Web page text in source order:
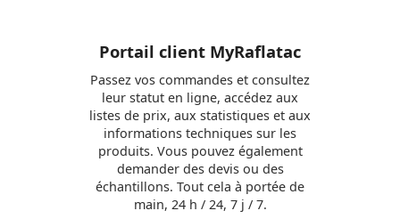
Portail client MyRaflatac
Passez vos commandes et consultez
leur statut en ligne, accédez aux
listes de prix, aux statistiques et aux
informations techniques sur les
produits. Vous pouvez également
demander des devis ou des
échantillons. Tout cela à portée de
main, 24 h / 24, 7 j / 7.